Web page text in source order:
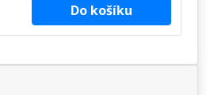
Do košíku